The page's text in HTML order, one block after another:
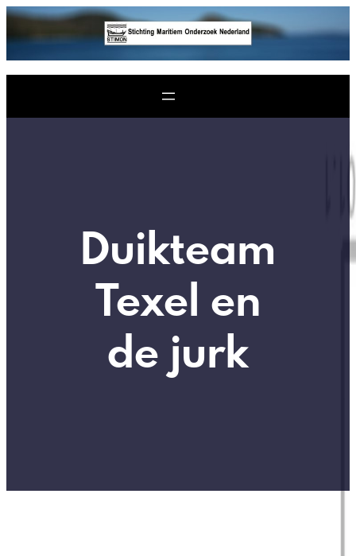
Ga
naar
de
Duikteam
Texel en
de jurk